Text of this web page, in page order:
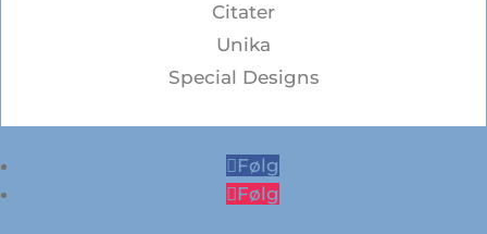
Citater
Unika
Special Designs
Følg
Følg